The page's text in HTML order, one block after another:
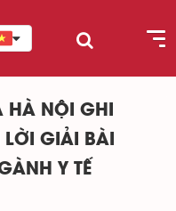
HÀ NỘI GHI
LỜI GIẢI BÀI
Y TẾ